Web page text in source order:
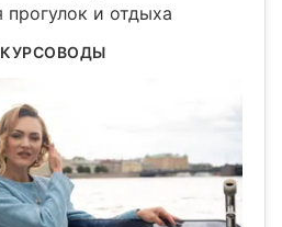
и отдыха